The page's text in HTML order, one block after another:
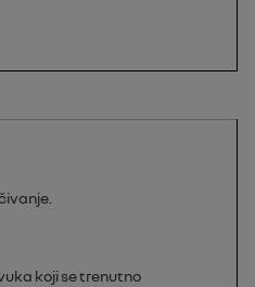
koji se trenutno